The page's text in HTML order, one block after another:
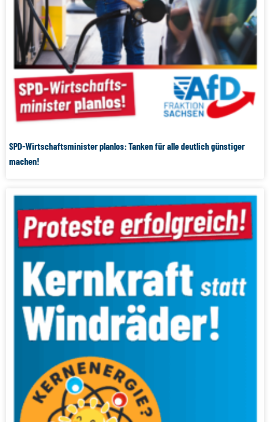
SPD-Wirtschaftsminister planlos: Tanken für alle deutlich günstiger
machen!